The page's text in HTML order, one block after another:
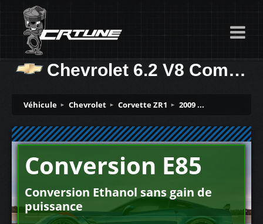
Chevrolet 6.2 V8 Compressor 647ch
Véhicule Chevrolet Corvette ZR1 2009 ...
Conversion E85
Conversion Ethanol sans gain de
puissance